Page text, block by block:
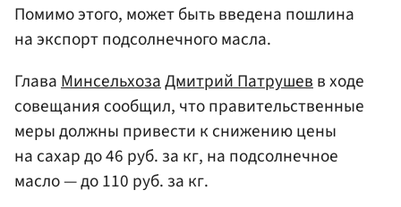
Помимо этого, может быть введена пошлина
на экспорт подсолнечного масла.
ГлаваМинсельхозаДмитрий Патрушевв ходе
совещания сообщил, что правительственные
меры должны привести к снижению цены
на сахар до 46 руб. за кг, на подсолнечное
масло — до 110 руб. за кг.